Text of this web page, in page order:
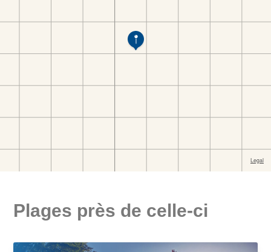
Plages près de celle-ci